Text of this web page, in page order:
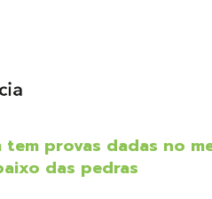
tem provas dadas no
das pedras